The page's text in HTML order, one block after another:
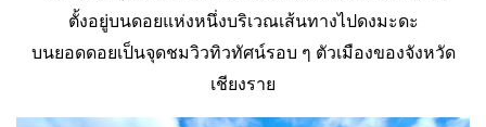
ตั้งอยู่บนดอยแห่งหนึ่งบริเวณเส้นทางไปดงมะดะ
บนยอดดอยเป็นจุดชมวิวทิวทัศน์รอบ ๆ ตัวเมืองของจังหวัด
เชียงราย